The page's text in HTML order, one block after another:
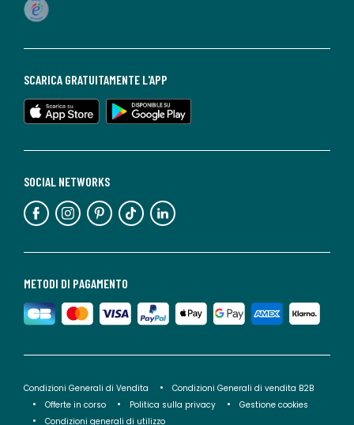
METODI DI PAGAMENTO
SOCIAL NETWORKS
SCARICA GRATUITAMENTE L'APP
Condizioni Generali di Vendita
Condizioni Generali di vendita B2B
Offerte in corso
Politica sulla privacy
Gestione cookies
Condizioni generali di utilizzo